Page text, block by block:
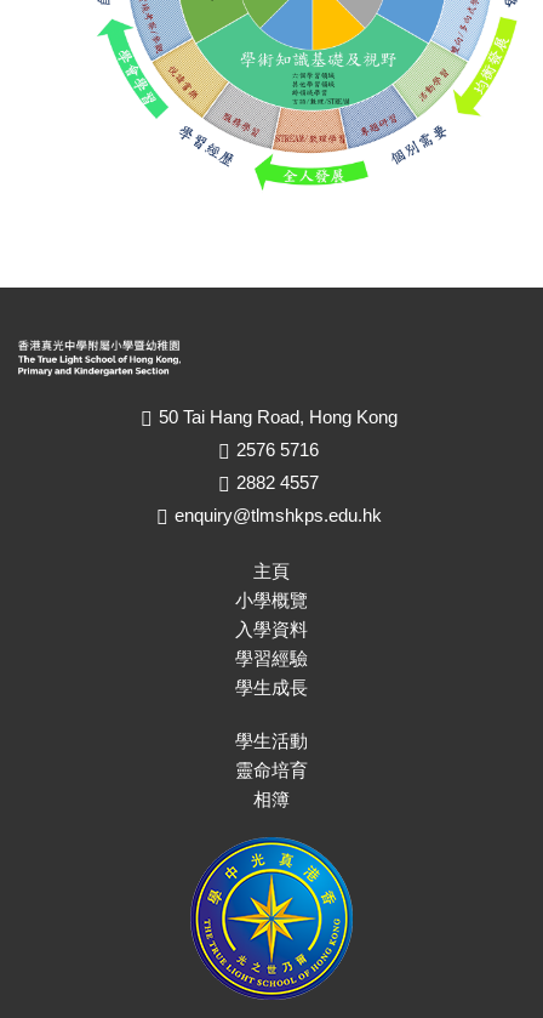
50 Tai Hang Road, Hong Kong
2576 5716
2882 4557
enquiry@tlmshkps.edu.hk
主頁
小學概覽
入學資料
學習經驗
學生成長
學生活動
靈命培育
相簿